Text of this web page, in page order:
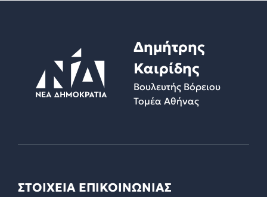
Δημήτρης
Καιρίδης
Βουλευτής Βόρειου
Τομέα Αθήνας
ΣΤΟΙΧΕΙΑ ΕΠΙΚΟΙΝΩΝΙΑΣ